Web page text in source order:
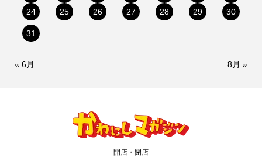
24
25 26 27 28 29 30
31
« 6月 8月 »
開店・閉店